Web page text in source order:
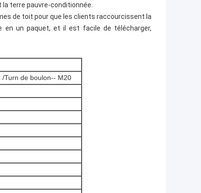
terre pauvre-conditionnée.
de toit pour que les clients raccourcissent la
en un paquet, et il est facile de télécharger,
Turn de boulon-- M20